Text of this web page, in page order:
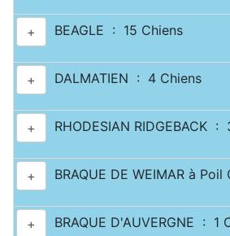
+ BEAGLE : 15 Chiens
+ DALMATIEN : 4 Chiens
+ RHODESIAN RIDGEBACK :
+ BRAQUE DE WEIMAR à
+ BRAQUE D'AUVERGNE : 1